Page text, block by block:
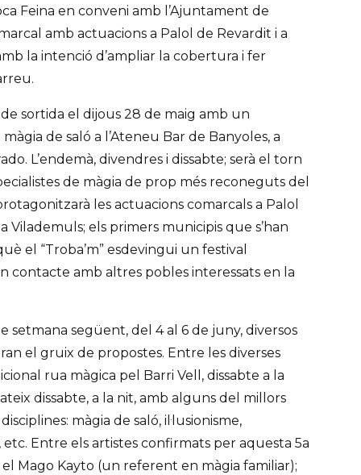
Feina en conveni amb l’Ajuntament de
amb actuacions a Palol de Revardit i a
la intenció d’ampliar la cobertura i fer
sortida el dijous 28 de maig amb un
de saló a l’Ateneu Bar de Banyoles, a
L’endemà, divendres i dissabte; serà el torn
de màgia de prop més reconeguts del
les actuacions comarcals a Palol
Vilademuls; els primers municipis que s’han
el “Troba’m” esdevingui un festival
contacte amb altres pobles interessats en la
setmana següent, del 4 al 6 de juny, diversos
el gruix de propostes. Entre les diverses
rua màgica pel Barri Vell, dissabte a la
dissabte, a la nit, amb alguns del millors
màgia de saló, il·lusionisme,
Entre els artistes confirmats per aquesta 5a
el Mago Kayto (un referent en màgia familiar);